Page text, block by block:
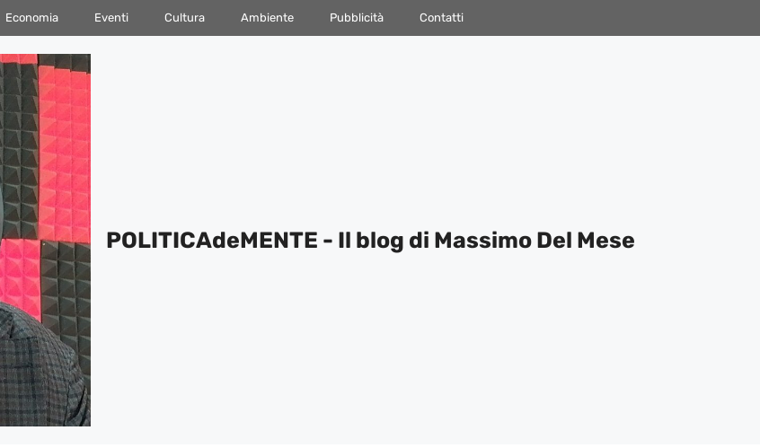
Economia Eventi Cultura Ambiente Pubblicità Contatti
POLITICAdeMENTE - Il blog di Massimo Del Mese